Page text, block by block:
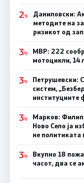
2Ч
Даниловски:
методите на
ризикот од
3Ч
МВР: 222
мотоцикли, 14
3Ч
Петрушевски:
систем,
институциите
3Ч
Марков:
Ново Село ја
не политиката
3Ч
Вкупно 18
часот, два се